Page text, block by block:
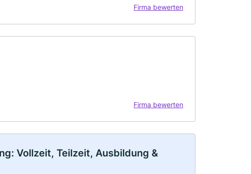
Firma bewerten
Firma bewerten
Vollzeit, Teilzeit, Ausbildung &